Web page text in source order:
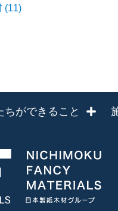
(11)
ちができること